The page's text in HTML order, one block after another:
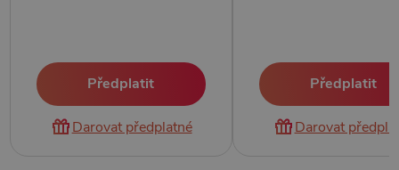
Předplatit
Darovat předplatné
Předplatit
Darovat